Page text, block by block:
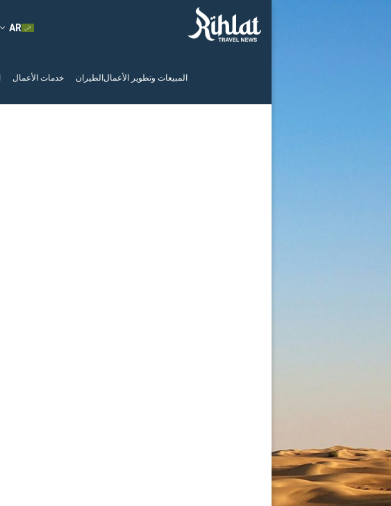
المبيعات وتطوير الأعمال الطيران خدمات الأعمال